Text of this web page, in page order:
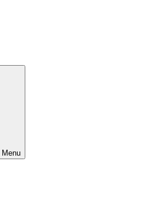
Menu